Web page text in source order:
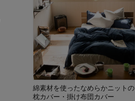
綿素材を使ったなめらかニットの
枕カバー・掛け布団カバー